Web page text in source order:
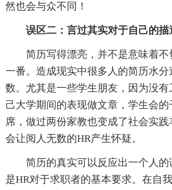
然也会与众不同！
误区二：言过其实对于自己的描
简历写得漂亮，并不是意味着不
一番。造成现实中很多人的简历水
数。尤其是一些学生朋友，因为没
己大学期间的表现做文章，学生会
席，做过两份家教也变成了社会实
会让阅人无数的HR产生怀疑。
简历的真实可以反应出一个人的
是HR对于求职者的基本要求。在自